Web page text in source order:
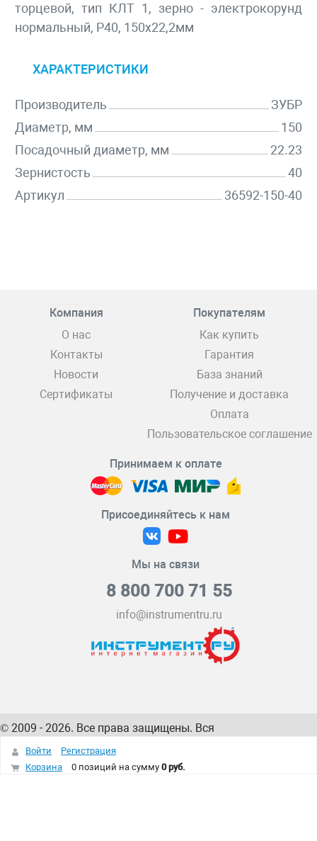
торцевой, тип КЛТ 1, зерно - электрокорунд
нормальный, P40, 150х22,2мм
ХАРАКТЕРИСТИКИ
Производитель
ЗУБР
Диаметр, мм
150
Посадочный диаметр, мм
22.23
Зернистость
40
Артикул
36592-150-40
Компания
О нас
Контакты
Новости
Сертификаты
Покупателям
Как купить
Гарантия
База знаний
Получение и доставка
Оплата
Пользовательское соглашение
Принимаем к оплате
Присоединяйтесь к нам
Мы на связи
8 800 700 71 55
info@instrumentru.ru
© 2009 - 2026. Все права защищены. Вся
информация на сайте – собственность
интернет-магазина
Войти
Регистрация
Корзина
0 позиций на сумму 0 руб.